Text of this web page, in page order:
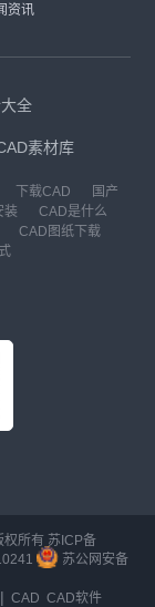
资讯
全
素材库
下载CAD
国产
装
CAD是什么
CAD图纸下载
权所有 苏ICP备
苏公网安备
| CAD CAD软件